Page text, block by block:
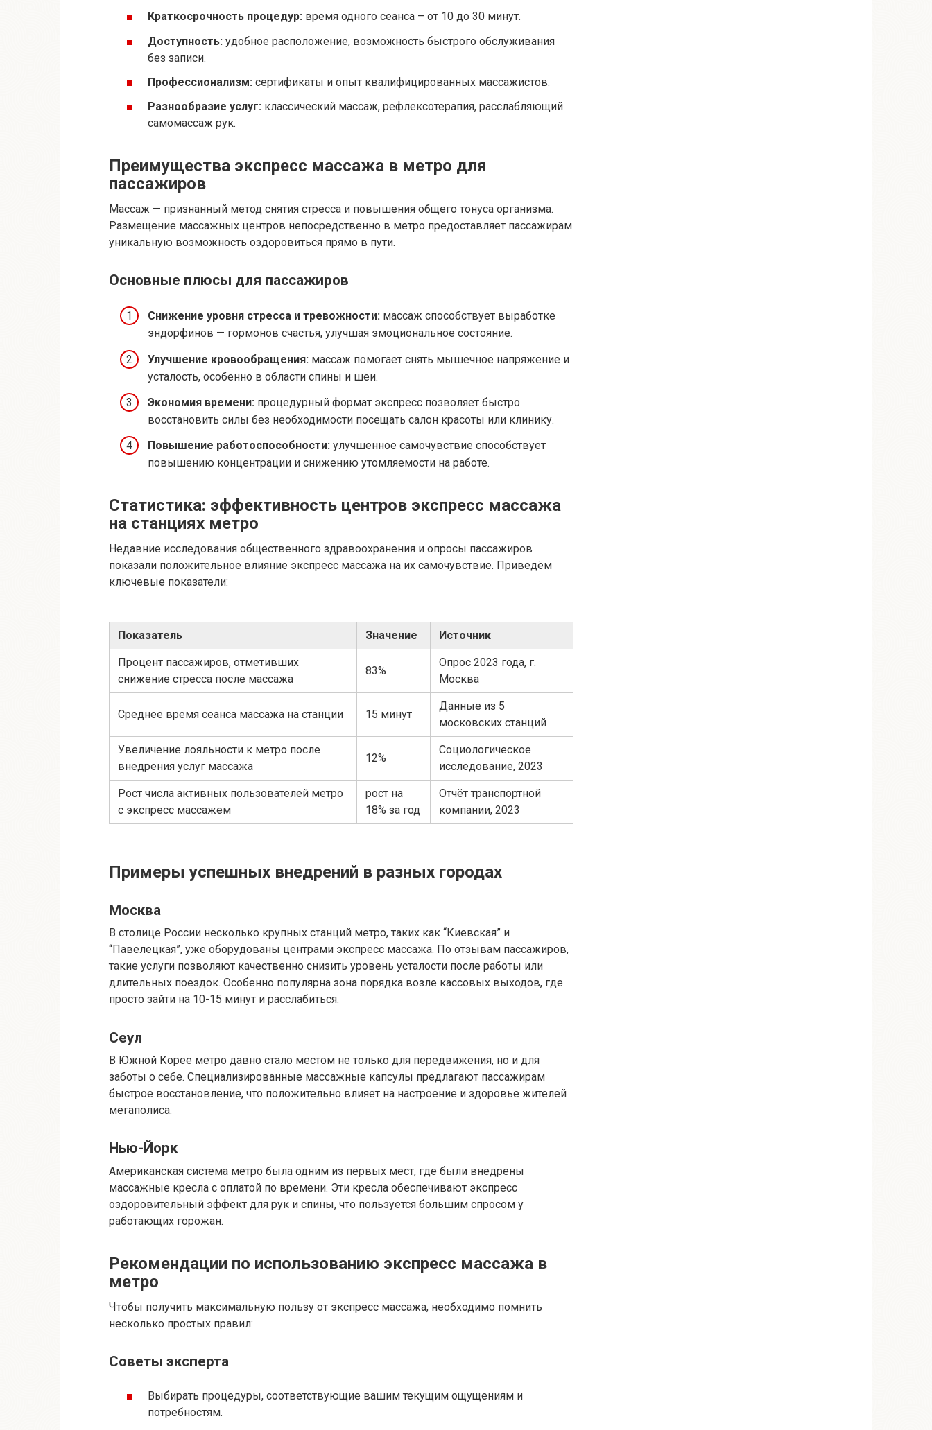
Краткосрочность процедур: время одного сеанса – от 10 до 30 минут.
Доступность: удобное расположение, возможность быстрого обслуживания
без записи.
Профессионализм: сертификаты и опыт квалифицированных массажистов.
Разнообразие услуг: классический массаж, рефлексотерапия, расслабляющий
самомассаж рук.
Преимущества экспресс массажа в метро для
пассажиров
Массаж — признанный метод снятия стресса и повышения общего тонуса организма.
Размещение массажных центров непосредственно в метро предоставляет пассажирам
уникальную возможность оздоровиться прямо в пути.
Основные плюсы для пассажиров
Снижение уровня стресса и тревожности: массаж способствует выработке
эндорфинов — гормонов счастья, улучшая эмоциональное состояние.
Улучшение кровообращения: массаж помогает снять мышечное напряжение и
усталость, особенно в области спины и шеи.
Экономия времени: процедурный формат экспресс позволяет быстро
восстановить силы без необходимости посещать салон красоты или клинику.
Повышение работоспособности: улучшенное самочувствие способствует
повышению концентрации и снижению утомляемости на работе.
Статистика: эффективность центров экспресс массажа
на станциях метро
Недавние исследования общественного здравоохранения и опросы пассажиров
показали положительное влияние экспресс массажа на их самочувствие. Приведём
ключевые показатели:
Показатель Значение Источник
Процент пассажиров, отметивших
снижение стресса после массажа
83%
Опрос 2023 года, г.
Москва
Среднее время сеанса массажа на станции 15 минут
Данные из 5
московских станций
Увеличение лояльности к метро после
внедрения услуг массажа
12%
Социологическое
исследование, 2023
Рост числа активных пользователей метро
с экспресс массажем
рост на
18% за год
Отчёт транспортной
компании, 2023
Примеры успешных внедрений в разных городах
Москва
В столице России несколько крупных станций метро, таких как “Киевская” и
“Павелецкая”, уже оборудованы центрами экспресс массажа. По отзывам пассажиров,
такие услуги позволяют качественно снизить уровень усталости после работы или
длительных поездок. Особенно популярна зона порядка возле кассовых выходов, где
просто зайти на 10-15 минут и расслабиться.
Сеул
В Южной Корее метро давно стало местом не только для передвижения, но и для
заботы о себе. Специализированные массажные капсулы предлагают пассажирам
быстрое восстановление, что положительно влияет на настроение и здоровье жителей
мегаполиса.
Нью-Йорк
Американская система метро была одним из первых мест, где были внедрены
массажные кресла с оплатой по времени. Эти кресла обеспечивают экспресс
оздоровительный эффект для рук и спины, что пользуется большим спросом у
работающих горожан.
Рекомендации по использованию экспресс массажа в
метро
Чтобы получить максимальную пользу от экспресс массажа, необходимо помнить
несколько простых правил:
Советы эксперта
Выбирать процедуры, соответствующие вашим текущим ощущениям и
потребностям.